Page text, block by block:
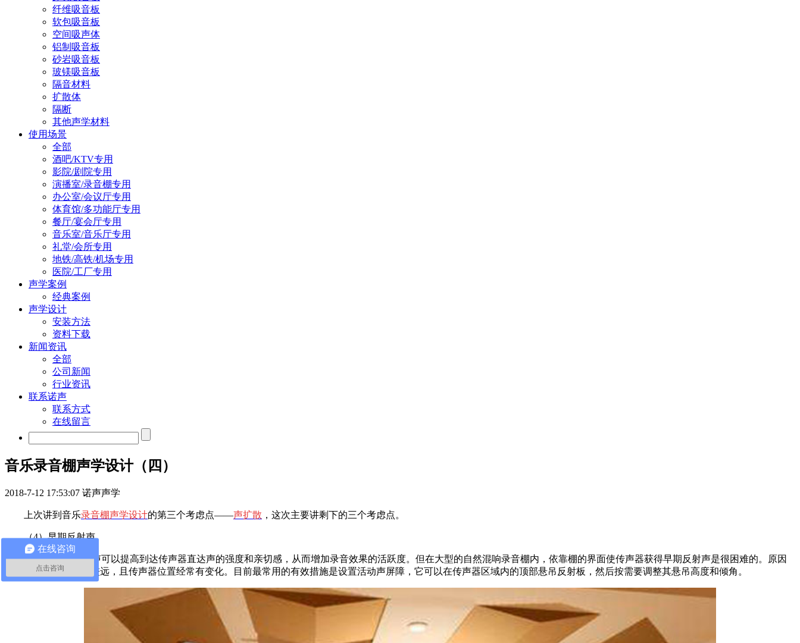
纤维吸音板
软包吸音板
空间吸声体
铝制吸音板
砂岩吸音板
玻镁吸音板
隔音材料
扩散体
隔断
其他声学材料
使用场景
全部
酒吧/KTV专用
影院/剧院专用
演播室/录音棚专用
办公室/会议厅专用
体育馆/多功能厅专用
餐厅/宴会厅专用
音乐室/音乐厅专用
礼堂/会所专用
地铁/高铁/机场专用
医院/工厂专用
声学案例
经典案例
声学设计
安装方法
资料下载
新闻资讯
全部
公司新闻
行业资讯
联系诺声
联系方式
在线留言
音乐录音棚声学设计（四）
2018-7-12 17:53:07 诺声声学
上次讲到音乐录音棚声学设计的第三个考虑点——声扩散 ，这次主要讲剩下的三个考虑点。
（4）早期反射声
50ms以内的反射声可以提高到达传声器直达声的强度和亲切感，从而增加录音效果的活跃度。但在大型的自然混响录音棚内，依靠棚的界面使传声器获得早期反射声是很困难的。原因
是传声器离棚的界面较远，且传声器位置经常有变化。目前最常用的有效措施是设置活动声屏障，它可以在传声器区域内的顶部悬吊反射板，然后按需要调整其悬吊高度和倾角。
在线咨询
点击咨询